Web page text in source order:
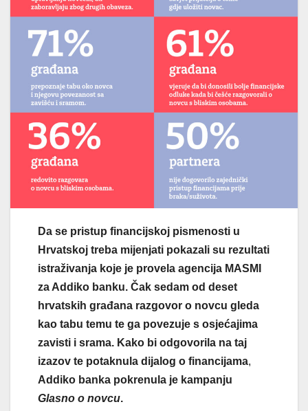
Da se pristup financijskoj pismenosti u
Hrvatskoj treba mijenjati pokazali su rezultati
istraživanja koje je provela agencija MASMI
za Addiko banku. Čak sedam od deset
hrvatskih građana razgovor o novcu gleda
kao tabu temu te ga povezuje s osjećajima
zavisti i srama. Kako bi odgovorila na taj
izazov te potaknula dijalog o financijama,
Addiko banka pokrenula je kampanju
Glasno o novcu.